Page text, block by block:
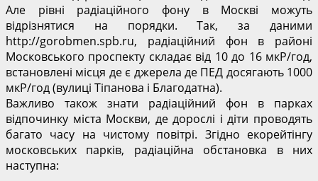
Але рівні радіаційного фону в Москві можуть
відрізнятися на порядки. Так, за даними
http://gorobmen.spb.ru, радіаційний фон в районі
Московського проспекту складає від 10 до 16 мкР/год,
встановлені місця де є джерела де ПЕД досягають 1000
мкР/год (вулиці Тіпанова і Благодатна).
Важливо також знати радіаційний фон в парках
відпочинку міста Москви, де дорослі і діти проводять
багато часу на чистому повітрі. Згідно екорейтінгу
московських парків, радіаційна обстановка в них
наступна: